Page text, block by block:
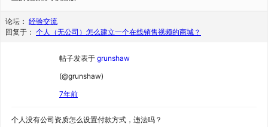
论坛： 经验交流
回复于： 个人（无公司）怎么建立一个在线销售视频的商城？
帖子发表于 grunshaw
(@grunshaw)
7年前
个人没有公司资质怎么设置付款方式，违法吗？